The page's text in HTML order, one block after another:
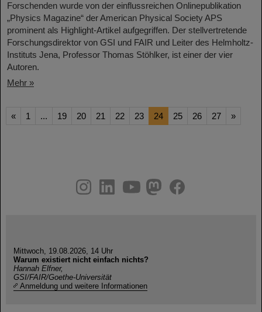
Forschenden wurde von der einflussreichen Onlinepublikation
„Physics Magazine“ der American Physical Society APS
prominent als Highlight-Artikel aufgegriffen. Der stellvertretende
Forschungsdirektor von GSI und FAIR und Leiter des Helmholtz-
Instituts Jena, Professor Thomas Stöhlker, ist einer der vier
Autoren.
Mehr »
« 1 ... 19 20 21 22 23 24 25 26 27 »
youtube
helmholtz.social
facebook
Mittwoch, 19.08.2026, 14 Uhr
Warum existiert nicht einfach nichts?
Hannah Elfner,
GSI/FAIR/Goethe-Universität
Anmeldung und weitere Informationen